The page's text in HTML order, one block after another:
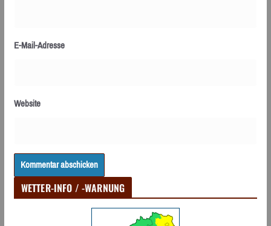
E-Mail-Adresse
Website
WETTER-INFO / -WARNUNG